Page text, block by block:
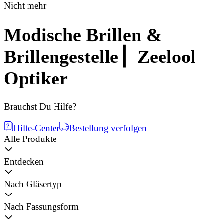
Nicht mehr
Modische Brillen &
Brillengestelle ▏Zeelool
Optiker
Brauchst Du Hilfe?
Hilfe-Center
Bestellung verfolgen
Alle Produkte
Entdecken
Nach Gläsertyp
Nach Fassungsform